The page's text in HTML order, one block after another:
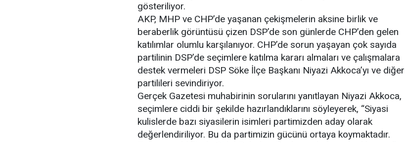
gösteriliyor.
AKP, MHP ve CHP’de yaşanan çekişmelerin aksine birlik ve
beraberlik görüntüsü çizen DSP’de son günlerde CHP’den gelen
katılımlar olumlu karşılanıyor. CHP’de sorun yaşayan çok sayıda
partilinin DSP’de seçimlere katılma kararı almaları ve çalışmalara
destek vermeleri DSP Söke İlçe Başkanı Niyazi Akkoca’yı ve diğer
partilileri sevindiriyor.
Gerçek Gazetesi muhabirinin sorularını yanıtlayan Niyazi Akkoca,
seçimlere ciddi bir şekilde hazırlandıklarını söyleyerek, “Siyasi
kulislerde bazı siyasilerin isimleri partimizden aday olarak
değerlendiriliyor. Bu da partimizin gücünü ortaya koymaktadır.